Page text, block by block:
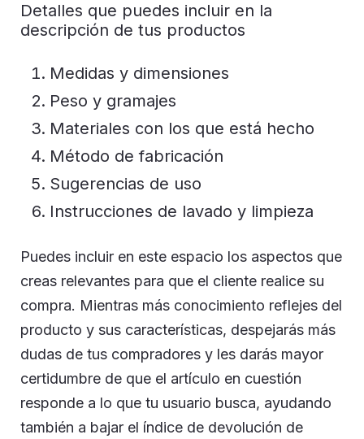
Detalles que puedes incluir en la
descripción de tus productos
Medidas y dimensiones
Peso y gramajes
Materiales con los que está hecho
Método de fabricación
Sugerencias de uso
Instrucciones de lavado y limpieza
Puedes incluir en este espacio los aspectos que
creas relevantes para que el cliente realice su
compra. Mientras más conocimiento reflejes del
producto y sus características, despejarás más
dudas de tus compradores y les darás mayor
certidumbre de que el artículo en cuestión
responde a lo que tu usuario busca, ayudando
también a bajar el índice de devolución de